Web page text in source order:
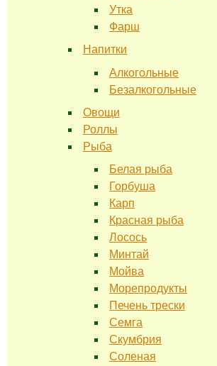
Утка
Фарш
Напитки
Алкогольные
Безалкогольные
Овощи
Роллы
Рыба
Белая рыба
Горбуша
Карп
Красная рыба
Лосось
Минтай
Мойва
Морепродукты
Печень трески
Семга
Скумбрия
Соленая